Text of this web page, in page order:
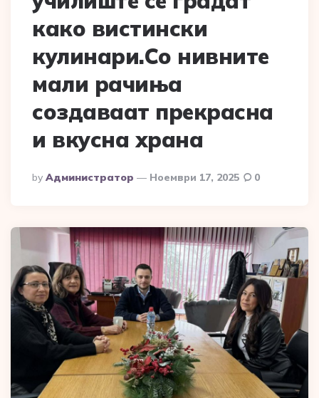
како вистински
кулинари.Со нивните
мали рачиња
создаваат прекрасна
и вкусна храна
Posted
By
By Администратор Ноември 17, 2025 0